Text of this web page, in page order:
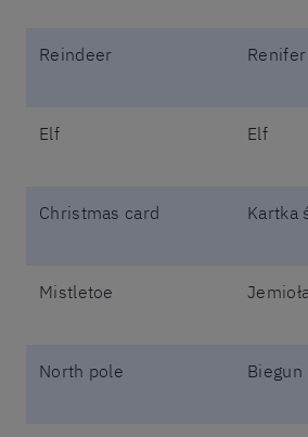
Reindeer Renifer
Elf Elf
Christmas card Kartka
Mistletoe Jemioła
North pole Biegun